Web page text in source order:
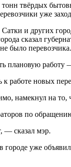
твёрдых
уже
и других
сказал
было
работу
работе новых
намекнул на то,
по
— сказал мэр.
уже